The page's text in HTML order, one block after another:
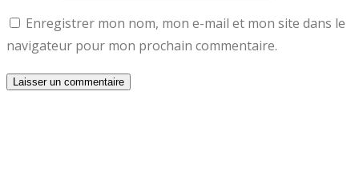
Enregistrer mon nom, mon e-mail et mon site dans le
navigateur pour mon prochain commentaire.